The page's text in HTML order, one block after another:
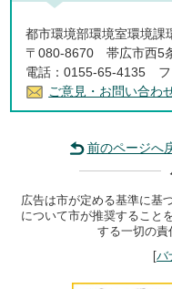
都市環境部環境室環境課
〒080-8670 帯広市西5
電話：0155-65-4135 フ
ご意見・お問い合わ
前のページへ
広告は市が定める基準に基
について市が推奨すること
する一切の責
[バ